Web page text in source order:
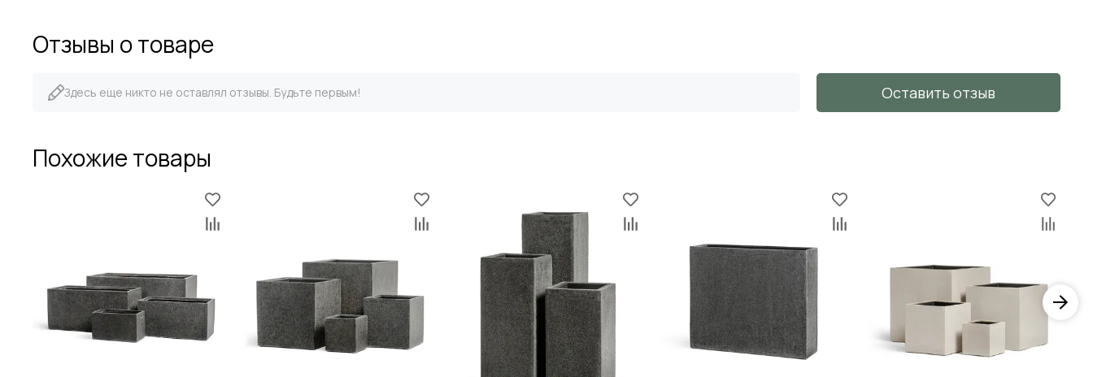
Отзывы о товаре
Здесь еще никто не оставлял отзывы. Будьте первым! Оставить отзыв
Похожие товары